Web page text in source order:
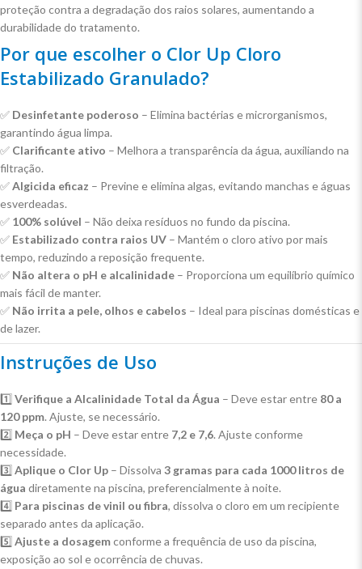
proteção contra a degradação dos raios solares, aumentando a
durabilidade do tratamento.
Por que escolher o Clor Up Cloro
Estabilizado Granulado?
✅ Desinfetante poderoso – Elimina bactérias e microrganismos,
garantindo água limpa.
✅ Clarificante ativo – Melhora a transparência da água, auxiliando na
filtração.
✅Algicida eficaz – Previne e elimina algas, evitando manchas e águas
esverdeadas.
✅ 100% solúvel – Não deixa resíduos no fundo da piscina.
✅ Estabilizado contra raios UV – Mantém o cloro ativo por mais
tempo, reduzindo a reposição frequente.
✅ Não altera o pH e alcalinidade – Proporciona um equilíbrio químico
mais fácil de manter.
✅ Não irrita a pele, olhos e cabelos – Ideal para piscinas domésticas e
de lazer.
Instruções de Uso
1️⃣ Verifique a Alcalinidade Total da Água – Deve estar entre 80 a
120 ppm. Ajuste, se necessário.
2️⃣ Meça o pH – Deve estar entre 7,2 e 7,6. Ajuste conforme
necessidade.
3️⃣ Aplique o Clor Up – Dissolva 3 gramas para cada 1000 litros de
água diretamente na piscina, preferencialmente à noite.
4️⃣ Para piscinas de vinil ou fibra, dissolva o cloro em um recipiente
separado antes da aplicação.
5️⃣ Ajuste a dosagemconforme a frequência de uso da piscina,
exposição ao sol e ocorrência de chuvas.